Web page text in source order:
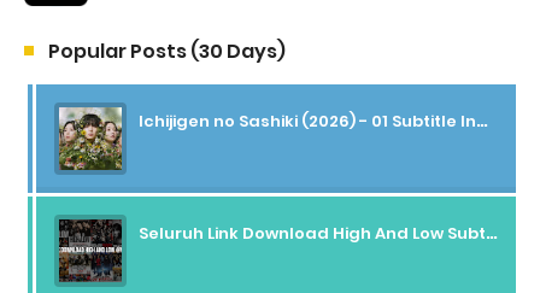
Popular Posts (30 Days)
Ichijigen no Sashiki (2026) - 01 Subtitle Indonesia
Seluruh Link Download High And Low Subtitle Indonesia